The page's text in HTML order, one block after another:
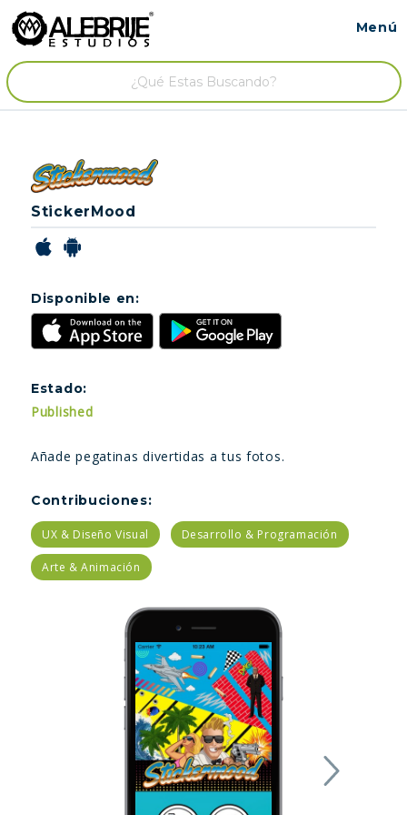
Menú
StickerMood
Disponible en:
Estado:
Published
Añade pegatinas divertidas a tus fotos.
Contribuciones:
UX & Diseño Visual Desarrollo & Programación
Arte & Animación